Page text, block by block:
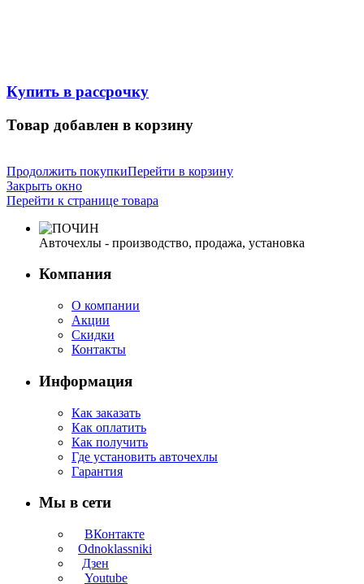
Купить в рассрочку
Товар добавлен в корзину
Продолжить покупкиПерейти в корзину
Закрыть окно
Перейти к странице товара
Авточехлы - производство, продажа, установка
Компания
О компании
Акции
Скидки
Контакты
Информация
Как заказать
Как оплатить
Как получить
Где установить авточехлы
Гарантия
Мы в сети
ВКонтакте
Odnoklassniki
Дзен
Youtube